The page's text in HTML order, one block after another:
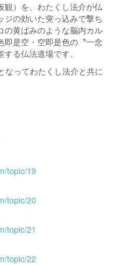
観）を、わたくし法介が仏
の効いた突っ込みで撃ち
の黄ばみのような脳内カル
是空・空即是色の〝一念
る仏法道場です。
なってわたくし法介と共に
topic/19
topic/20
topic/21
topic/22